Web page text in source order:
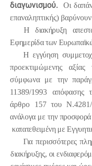
διαγωνισμού.
Οι
επαναληπτικής)
Η διακήρυξη
Εφημερίδα των
Η εγγύηση
προεκτιμώμενης
σύμφωνα με την
11389/1993 απόφασης
άρθρο 157 του
ανάλογα με την προσφορά
κατατεθειμένη με
Για περισσότερες
διακήρυξης, οι